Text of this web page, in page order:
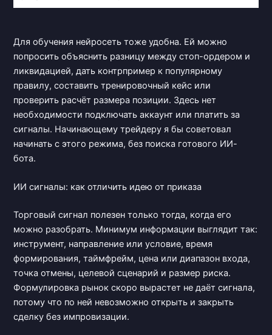
Для обучения нейросеть тоже удобна. Ей можно
попросить объяснить разницу между стоп-ордером и
ликвидацией, дать контрпример к популярному
правилу, составить тренировочный кейс или
проверить расчёт размера позиции. Здесь нет
необходимости подключать аккаунт или платить за
сигналы. Начинающему трейдеру я бы советовал
начинать с этого режима, без поиска готового ИИ-
бота.
ИИ сигналы: как отличить идею от приказа
Торговый сигнал полезен только тогда, когда его
можно разобрать. Минимум информации выглядит так:
инструмент, направление или условие, время
формирования, таймфрейм, цена или диапазон входа,
точка отмены, целевой сценарий и размер риска.
Формулировка рынок скоро вырастет не даёт сигнала,
потому что по ней невозможно открыть и закрыть
сделку без импровизации.